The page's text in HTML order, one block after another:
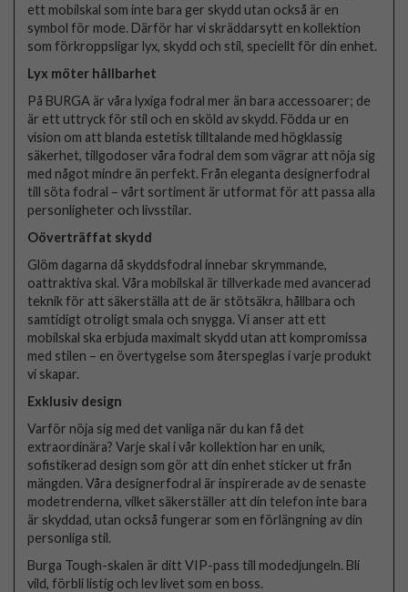
ett mobilskal som inte bara ger skydd utan också är en
symbol för mode. Därför har vi skräddarsytt en kollektion
som förkroppsligar lyx, skydd och stil, speciellt för din enhet.
Lyx möter hållbarhet
På BURGA är våra lyxiga fodral mer än bara accessoarer; de
är ett uttryck för stil och en sköld av skydd. Födda ur en
vision om att blanda estetisk tilltalande med högklassig
säkerhet, tillgodoser våra fodral dem som vägrar att nöja sig
med något mindre än perfekt. Från eleganta designerfodral
till söta fodral – vårt sortiment är utformat för att passa alla
personligheter och livsstilar.
Oöverträffat skydd
Glöm dagarna då skyddsfodral innebar skrymmande,
oattraktiva skal. Våra mobilskal är tillverkade med avancerad
teknik för att säkerställa att de är stötsäkra, hållbara och
samtidigt otroligt smala och snygga. Vi anser att ett
mobilskal ska erbjuda maximalt skydd utan att kompromissa
med stilen – en övertygelse som återspeglas i varje produkt
vi skapar.
Exklusiv design
Varför nöja sig med det vanliga när du kan få det
extraordinära? Varje skal i vår kollektion har en unik,
sofistikerad design som gör att din enhet sticker ut från
mängden. Våra designerfodral är inspirerade av de senaste
modetrenderna, vilket säkerställer att din telefon inte bara
är skyddad, utan också fungerar som en förlängning av din
personliga stil.
Burga Tough-skalen är ditt VIP-pass till modedjungeln. Bli
vild, förbli listig och lev livet som en boss.